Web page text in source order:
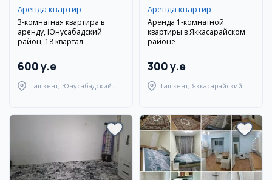
Аренда квартир
3-комнатная квартира в
аренду, Юнусабадский
район, 18 квартал
600 y.e
Ташкент, Юнусабадский
Аренда квартир
Аренда 1-комнатной
квартиры в Яккасарайском
районе
300 y.e
Ташкент, Яккасарайский